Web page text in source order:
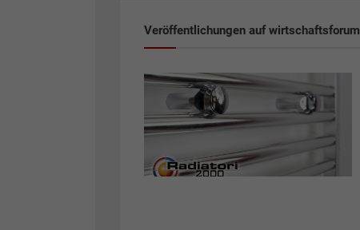
Veröffentlichungen auf wirtschaftsforum